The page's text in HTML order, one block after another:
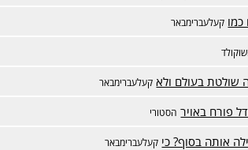
קעלעברימבאר
שולטת בעולם ולא קעלעברימבאר
פורח באויר הסטורי
אותה בסוף? כי קעלעברימבאר